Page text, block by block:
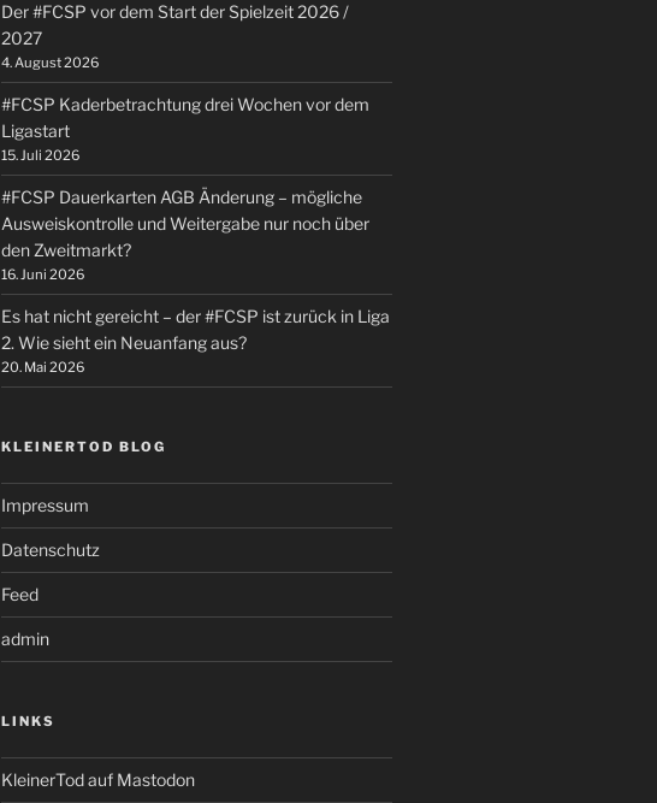
Der #FCSP vor dem Start der Spielzeit 2026 /
2027
4. August 2026
#FCSP Kaderbetrachtung drei Wochen vor dem
Ligastart
15. Juli 2026
#FCSP Dauerkarten AGB Änderung – mögliche
Ausweiskontrolle und Weitergabe nur noch über
den Zweitmarkt?
16. Juni 2026
Es hat nicht gereicht – der #FCSP ist zurück in Liga
2. Wie sieht ein Neuanfang aus?
20. Mai 2026
KLEINERTOD BLOG
Impressum
Datenschutz
Feed
admin
LINKS
KleinerTod auf Mastodon